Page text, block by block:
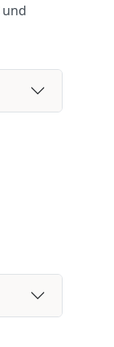
und